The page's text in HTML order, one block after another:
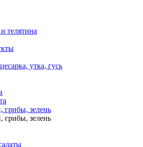
телятина
утка, гусь
зелень
зелень